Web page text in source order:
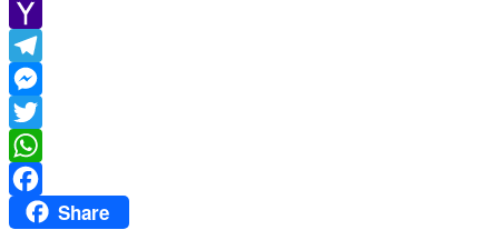
Gmail
Yahoo
Mail
Telegram
Messenger
Twitter
WhatsApp
FacebookShare